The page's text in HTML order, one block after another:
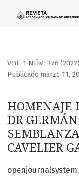
HOMENAJE POR EL
VOL. 1 NÚM. 376 (2022)
HOMENAJE
DR
CAVELIER
Publicado marzo 11,